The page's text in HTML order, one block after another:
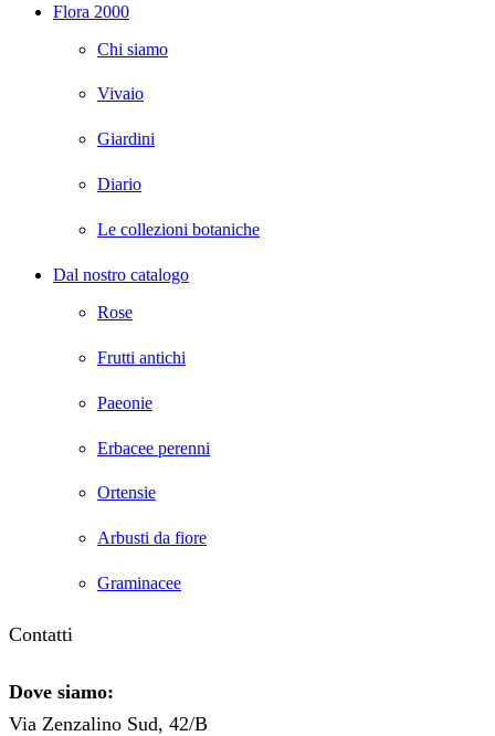
Flora 2000
Chi siamo
Vivaio
Giardini
Diario
Le collezioni botaniche
Dal nostro catalogo
Rose
Frutti antichi
Paeonie
Erbacee perenni
Ortensie
Arbusti da fiore
Graminacee
Contatti
Dove siamo:
Via Zenzalino Sud, 42/B